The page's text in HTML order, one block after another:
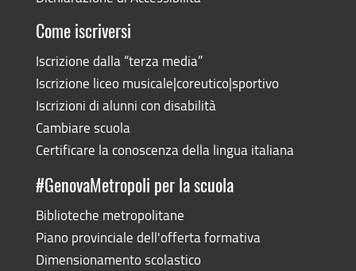
Come iscriversi
Iscrizione dalla “terza media”
Iscrizione liceo musicale|coreutico|sportivo
Iscrizioni di alunni con disabilità
Cambiare scuola
Certificare la conoscenza della lingua italiana
#GenovaMetropoli per la scuola
Biblioteche metropolitane
Piano provinciale dell'offerta formativa
Dimensionamento scolastico